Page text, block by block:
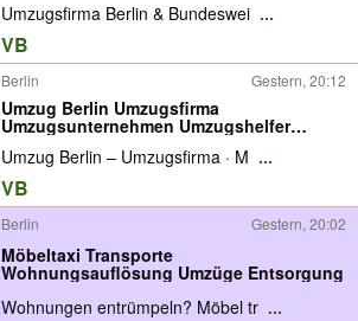
Umzugsfirma Berlin & Bundeswei ...
VB
Berlin Gestern, 20:12
Umzug Berlin Umzugsfirma
Umzugsunternehmen Umzugshelfer
Möbeltransport Möbelpacker Privatumzug
Firmenumzug Büroumzug Seniorenumzug
Studentenumzug Wohnungswechsel
Möbelmontage Transport Umzugsservice
Umzug Berlin – Umzugsfirma · M ...
VB
Berlin Gestern, 20:02
Möbeltaxi Transporte
Wohnungsauflösung Umzüge Entsorgung
Wohnungen entrümpeln? Möbel tr ...